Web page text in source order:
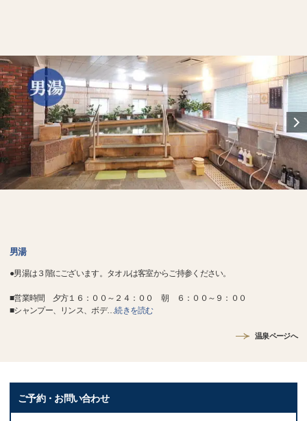
男湯
●男湯は３階にございます。タオルは客室からご持参ください。
■営業時間 夕方１６：００～２４：００ 朝 ６：００～９：００
■シャンプー、リンス、ボデ…続きを読む
温泉ページへ
ご予約・お問い合わせ